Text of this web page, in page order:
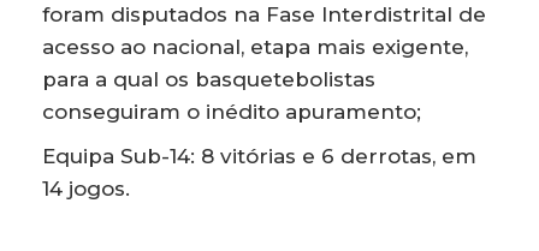
foram disputados na Fase Interdistrital de
acesso ao nacional, etapa mais exigente,
para a qual os basquetebolistas
conseguiram o inédito apuramento;
Equipa Sub-14: 8 vitórias e 6 derrotas, em
14 jogos.